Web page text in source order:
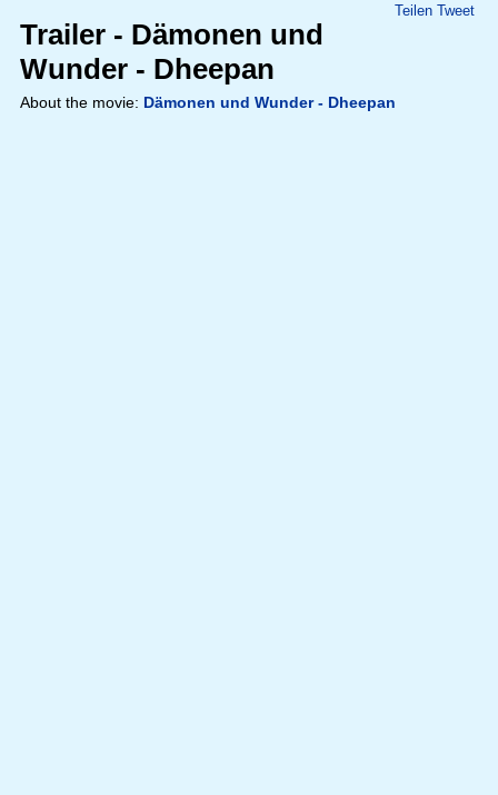
Teilen Tweet
Trailer - Dämonen und
Wunder - Dheepan
About the movie: Dämonen und Wunder - Dheepan